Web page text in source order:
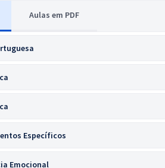
Aulas em PDF
Específicos
Emocional